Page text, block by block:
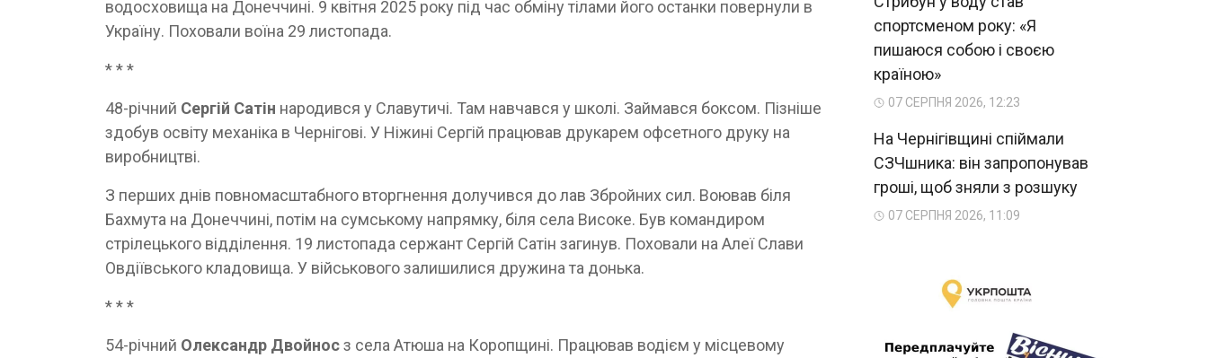
водосховища на Донеччині. 9 квітня 2025 року під час обміну тілами його останки повернули в
Україну. Поховали воїна 29 листопада.
* * *
48-річний Сергій Сатін народився у Славутичі. Там навчався у школі. Займався боксом. Пізніше
здобув освіту механіка в Чернігові. У Ніжині Сергій працював друкарем офсетного друку на
виробництві.
З перших днів повномасштабного вторгнення долучився до лав Збройних сил. Воював біля
Бахмута на Донеччині, потім на сумському напрямку, біля села Високе. Був командиром
стрілецького відділення. 19 листопада сержант Сергій Сатін загинув. Поховали на Алеї Слави
Овдіївського кладовища. У військового залишилися дружина та донька.
* * *
54-річний Олександр Двойносз села Атюша на Коропщині. Працював водієм у місцевому
спортсменом року: «Я
пишаюся собою і своєю
країною»
07 СЕРПНЯ 2026, 12:23
На Чернігівщині спіймали
СЗЧшника: він запропонував
гроші, щоб зняли з розшуку
07 СЕРПНЯ 2026, 11:09